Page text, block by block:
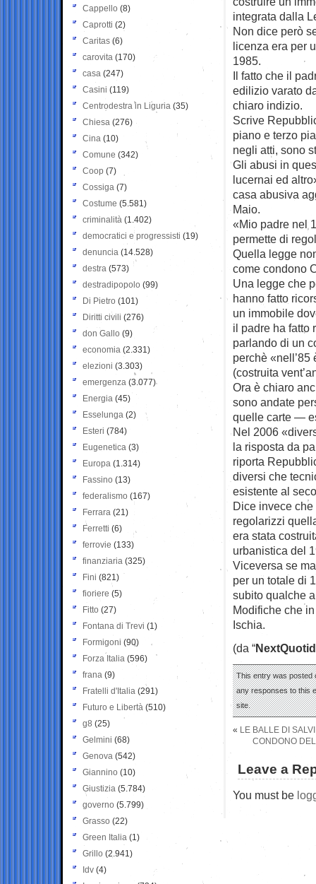
integrata dalla
Non dice però
licenza era per
1985.
Il fatto che il
edilizio varato
chiaro indizio.
Scrive
piano e terzo
negli atti, sono
Gli abusi in
lucernai ed
casa abusiva
Maio.
«Mio padre nel
permette di
Quella legge
come condono
Una legge che
hanno fatto
un immobile
il padre ha fatto
parlando di un
perchè
(costruita
Ora è chiaro
sono andate
quelle carte —
Nel 2006
la risposta da
riporta
diversi che
esistente al
Dice invece
regolarizzi
era stata
urbanistica del
Viceversa se
per un totale di
subito qualche
Modifiche che
Ischia.
(da “
This entry was posted
any responses to this
site.
« LE BALLE DI
CONDONO
Leave a
You must be
Cappello (8)
Caprotti (2)
Caritas (6)
carovita (170)
casa (247)
Casini (119)
Centrodestra in Liguria (35)
Chiesa (276)
Cina (10)
Comune (342)
Coop (7)
Cossiga (7)
Costume (5.581)
criminalità (1.402)
democratici e progressisti (19)
denuncia (14.528)
destra (573)
destradipopolo (99)
Di Pietro (101)
Diritti civili (276)
don Gallo (9)
economia (2.331)
elezioni (3.303)
emergenza (3.077)
Energia (45)
Esselunga (2)
Esteri (784)
Eugenetica (3)
Europa (1.314)
Fassino (13)
federalismo (167)
Ferrara (21)
Ferretti (6)
ferrovie (133)
finanziaria (325)
Fini (821)
fioriere (5)
Fitto (27)
Fontana di Trevi (1)
Formigoni (90)
Forza Italia (596)
frana (9)
Fratelli d'Italia (291)
Futuro e Libertà (510)
g8 (25)
Gelmini (68)
Genova (542)
Giannino (10)
Giustizia (5.784)
governo (5.799)
Grasso (22)
Green Italia (1)
Grillo (2.941)
Idv (4)